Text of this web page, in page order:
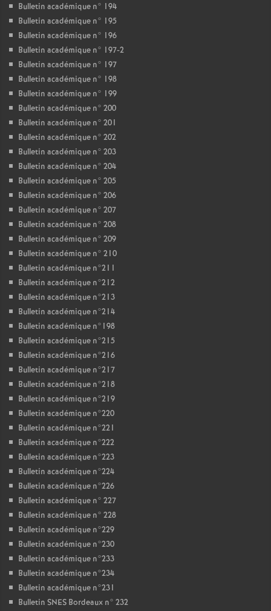
Bulletin académique n° 194
Bulletin académique n° 195
Bulletin académique n° 196
Bulletin académique n° 197-2
Bulletin académique n° 197
Bulletin académique n° 198
Bulletin académique n° 199
Bulletin académique n° 200
Bulletin académique n° 201
Bulletin académique n° 202
Bulletin académique n° 203
Bulletin académique n° 204
Bulletin académique n° 205
Bulletin académique n° 206
Bulletin académique n° 207
Bulletin académique n° 208
Bulletin académique n° 209
Bulletin académique n° 210
Bulletin académique n°211
Bulletin académique n°212
Bulletin académique n°213
Bulletin académique n°214
Bulletin académique n°198
Bulletin académique n°215
Bulletin académique n°216
Bulletin académique n°217
Bulletin académique n°218
Bulletin académique n°219
Bulletin académique n°220
Bulletin académique n°221
Bulletin académique n°222
Bulletin académique n°223
Bulletin académique n°224
Bulletin académique n°226
Bulletin académique n° 227
Bulletin académique n° 228
Bulletin académique n°229
Bulletin académique n°230
Bulletin académique n°233
Bulletin académique n°234
Bulletin académique n°231
Bulletin SNES Bordeaux n° 232